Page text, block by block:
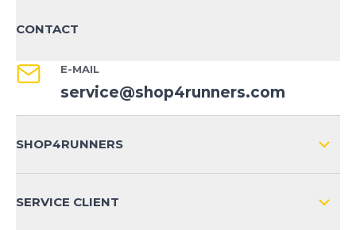
CONTACT
E-MAIL
service@shop4runners.com
SHOP4RUNNERS
SERVICE CLIENT